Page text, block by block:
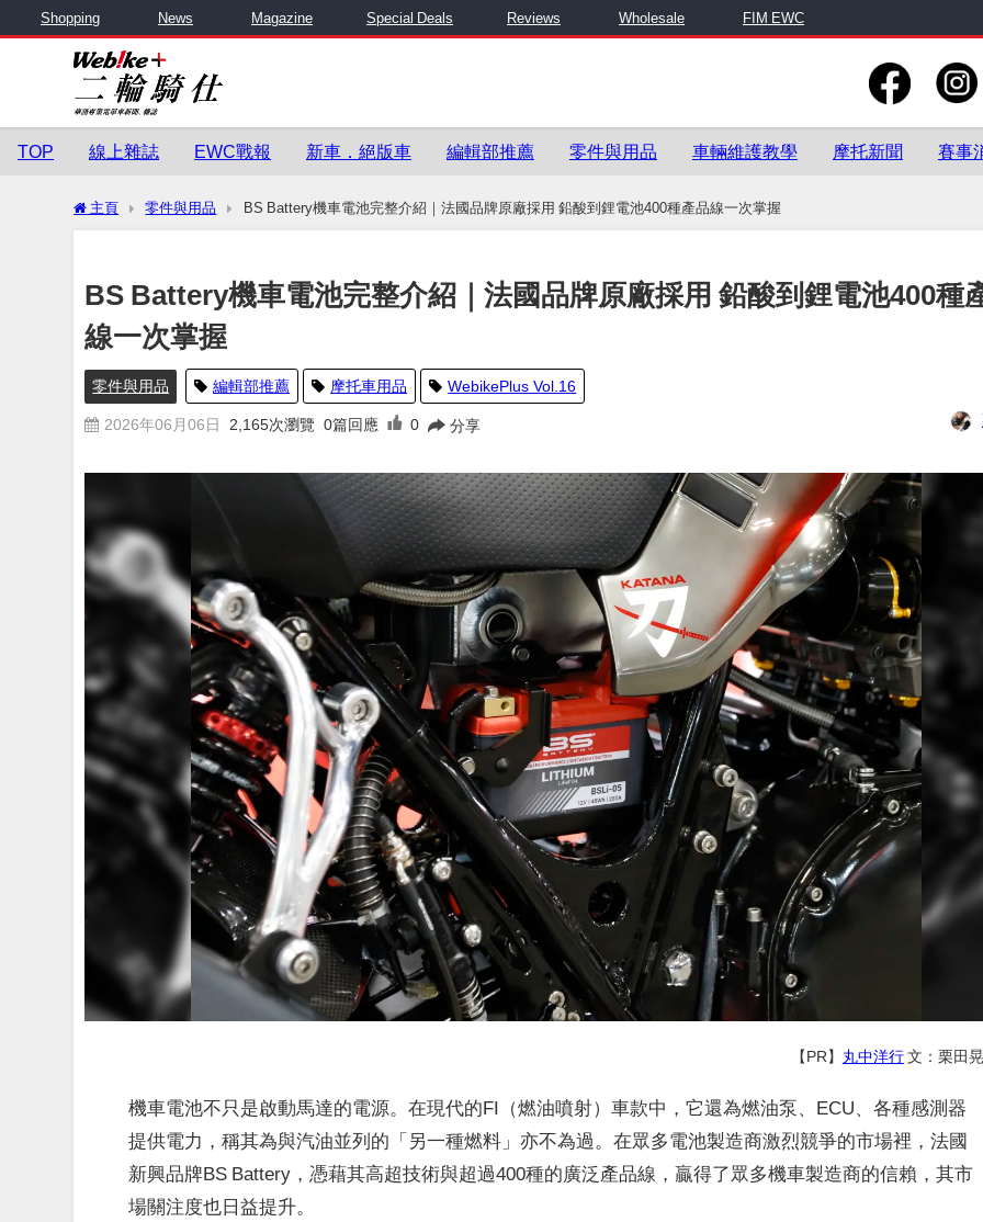
Shopping News Magazine Special Deals Reviews Wholesale FIM EWC
TOP 線上雜誌 EWC戰報 新車．絕版車 編輯部推薦 零件與用品 車輛維護教學 摩托新聞 賽事
主頁 零件與用品 BS Battery機車電池完整介紹｜法國品牌原廠採用 鉛酸到鋰電池400種產品線一次掌握
BS Battery機車電池完整介紹｜法國品牌原廠採用 鉛酸到鋰電池400種
線一次掌握
零件與用品 編輯部推薦 摩托車用品 WebikePlus Vol.16
2026年06月06日 2,165次瀏覽 0篇回應 0 分享
【PR】 丸中洋行文：栗田晃
機車電池不只是啟動馬達的電源。在現代的FI（燃油噴射）車款中，它還為燃油泵、ECU、各種感測器
提供電力，稱其為與汽油並列的「另一種燃料」亦不為過。在眾多電池製造商激烈競爭的市場裡，法國
新興品牌BS Battery，憑藉其高超技術與超過400種的廣泛產品線，贏得了眾多機車製造商的信賴，其市
場關注度也日益提升。